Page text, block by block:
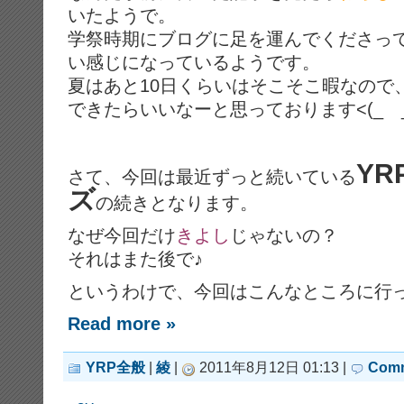
いたようで。
学祭時期にブログに足を運んでくださっ
い感じになっているようです。
夏はあと10日くらいはそこそこ暇なので
できたらいいなーと思っております<(_
さて、今回は最近ずっと続いている
ズの続きとなります。
なぜ今回だけきよし じゃないの？
それはまた後で♪
というわけで、今回はこんなところに行
Read more »
YRP全般 | 綾 | 2011年8月12日 01:13 |